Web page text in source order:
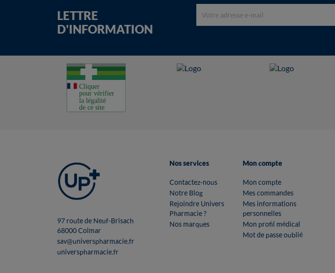
LETTRE
D'INFORMATION
97 route de Neuf-Brisach
68000 Colmar
sav@universpharmacie.fr
universpharmacie.fr
Nos services
Contactez-nous
Notre Blog
Rejoindre Univers
Pharmacie ?
Nos marques
Mon compte
Mon compte
Mes commandes
Mes informations
personnelles
Mon profil médical
Mot de passe oublié